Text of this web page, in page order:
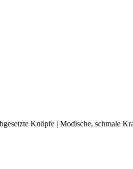
Knöpfe | Modische, schmale